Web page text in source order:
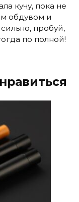
кучу, пока не
обдувом и
пробуй,
по полной!